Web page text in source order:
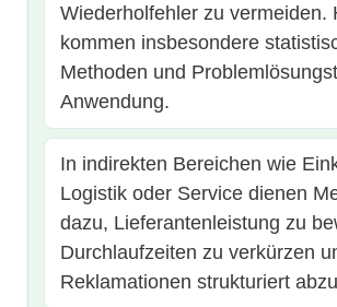
Wiederholfehler zu vermeiden.
kommen insbesondere
Methoden und
Anwendung.
In indirekten Bereichen wie
Logistik oder Service dienen
dazu, Lieferantenleistung zu
Durchlaufzeiten zu verkürzen
Reklamationen strukturiert